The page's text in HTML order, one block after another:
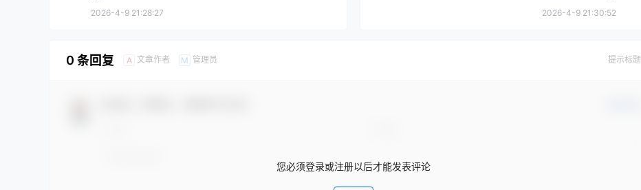
2026-4-9 21:28:27 2026-4-9 21:30:52
0 条回复 A 文章作者 M 管理员 提示标题
您必须登录或注册以后才能发表评论